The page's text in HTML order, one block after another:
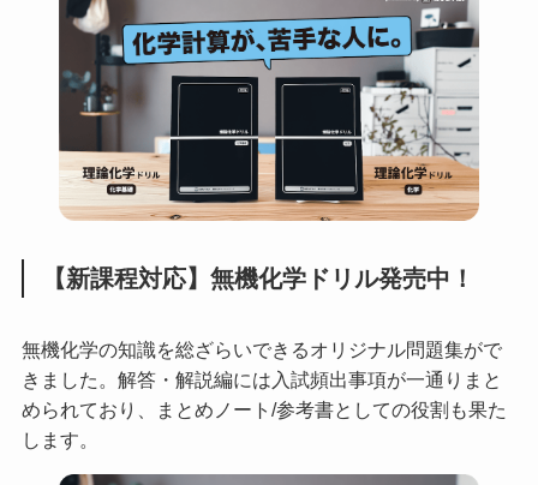
【新課程対応】無機化学ドリル発売中！
無機化学の知識を総ざらいできるオリジナル問題集がで
きました。解答・解説編には入試頻出事項が一通りまと
められており、まとめノート/参考書としての役割も果た
します。